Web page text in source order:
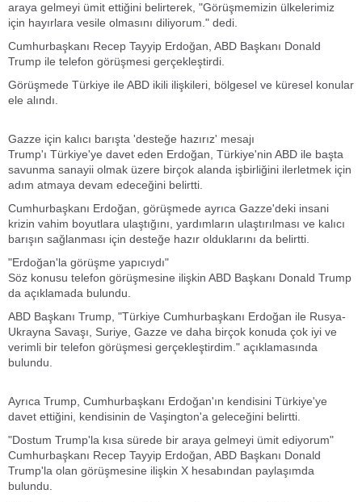
araya gelmeyi ümit ettiğini belirterek, "Görüşmemizin ülkelerimiz
için hayırlara vesile olmasını diliyorum." dedi.
Cumhurbaşkanı Recep Tayyip Erdoğan, ABD Başkanı Donald
Trump ile telefon görüşmesi gerçekleştirdi.
Görüşmede Türkiye ile ABD ikili ilişkileri, bölgesel ve küresel konular
ele alındı.
Gazze için kalıcı barışta 'desteğe hazırız' mesajı
Trump'ı Türkiye'ye davet eden Erdoğan, Türkiye'nin ABD ile başta
savunma sanayii olmak üzere birçok alanda işbirliğini ilerletmek için
adım atmaya devam edeceğini belirtti.
Cumhurbaşkanı Erdoğan, görüşmede ayrıca Gazze'deki insani
krizin vahim boyutlara ulaştığını, yardımların ulaştırılması ve kalıcı
barışın sağlanması için desteğe hazır olduklarını da belirtti.
"Erdoğan'la görüşme yapıcıydı"
Söz konusu telefon görüşmesine ilişkin ABD Başkanı Donald Trump
da açıklamada bulundu.
ABD Başkanı Trump, "Türkiye Cumhurbaşkanı Erdoğan ile Rusya-
Ukrayna Savaşı, Suriye, Gazze ve daha birçok konuda çok iyi ve
verimli bir telefon görüşmesi gerçekleştirdim." açıklamasında
bulundu.
Ayrıca Trump, Cumhurbaşkanı Erdoğan'ın kendisini Türkiye'ye
davet ettiğini, kendisinin de Vaşington'a geleceğini belirtti.
"Dostum Trump'la kısa sürede bir araya gelmeyi ümit ediyorum"
Cumhurbaşkanı Recep Tayyip Erdoğan, ABD Başkanı Donald
Trump'la olan görüşmesine ilişkin X hesabından paylaşımda
bulundu.